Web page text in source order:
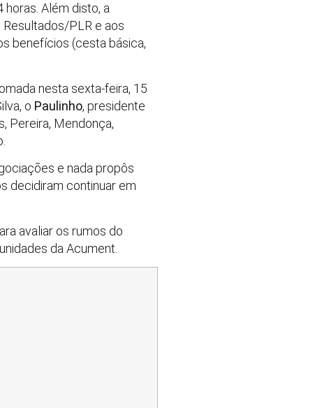
horas. Além disto, a
PLR e aos
benefícios (cesta básica,
nesta sexta-feira, 15
o Paulinho, presidente
Pereira, Mendonça,
e nada propôs
decidiram continuar em
avaliar os rumos do
da Acument.